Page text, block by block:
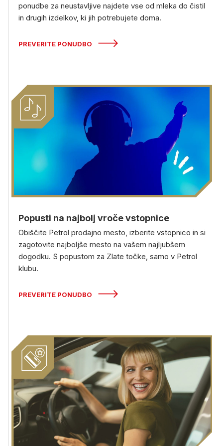
ponudbe za neustavljive najdete vse od mleka do čistil
in drugih izdelkov, ki jih potrebujete doma.
PREVERITE PONUDBO
Popusti na najbolj vroče vstopnice
Obiščite Petrol prodajno mesto, izberite vstopnico in si
zagotovite najboljše mesto na vašem najljubšem
dogodku. S popustom za Zlate točke, samo v Petrol
klubu.
PREVERITE PONUDBO